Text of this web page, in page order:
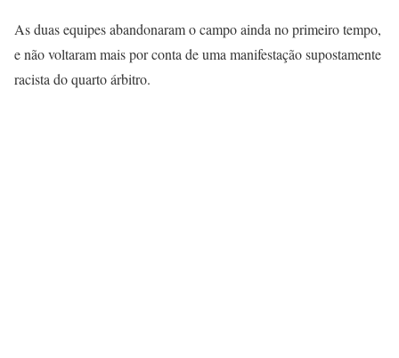
As duas equipes abandonaram o campo ainda no primeiro tempo,
e não voltaram mais por conta de uma manifestação supostamente
racista do quarto árbitro.